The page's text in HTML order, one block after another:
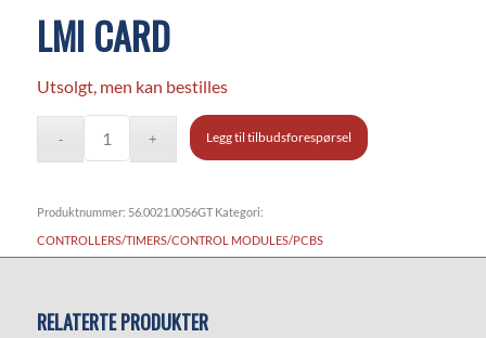
LMI CARD
Utsolgt, men kan bestilles
Legg til tilbudsforespørsel
Produktnummer: 56.0021.0056GT Kategori:
CONTROLLERS/TIMERS/CONTROL MODULES/PCBS
RELATERTE PRODUKTER